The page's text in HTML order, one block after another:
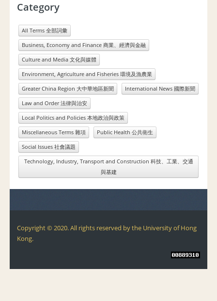
Category
All Terms 全部詞彙
Business, Economy and Finance 商業、經濟與金融
Culture and Media 文化與媒體
Environment, Agriculture and Fisheries 環境及漁農業
Greater China Region 大中華地區新聞
International News 國際新聞
Law and Order 法律與治安
Local Politics and Policies 本地政治與政策
Miscellaneous Terms 雜項
Public Health 公共衛生
Social Issues 社會議題
Technology, Industry, Transport and Construction 科技、工業、交通
與基建
Copyright © 2020. All rights reserved by the University of Hong
Kong.